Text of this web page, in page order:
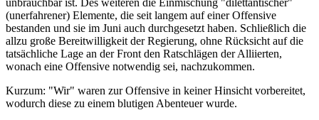
unbrauchbar ist. Des weiteren die Einmischung "dilettantischer"
(unerfahrener) Elemente, die seit langem auf einer Offensive
bestanden und sie im Juni auch durchgesetzt haben. Schließlich die
allzu große Bereitwilligkeit der Regierung, ohne Rücksicht auf die
tatsächliche Lage an der Front den Ratschlägen der Alliierten,
wonach eine Offensive notwendig sei, nachzukommen.
Kurzum: "Wir" waren zur Offensive in keiner Hinsicht vorbereitet,
wodurch diese zu einem blutigen Abenteuer wurde.